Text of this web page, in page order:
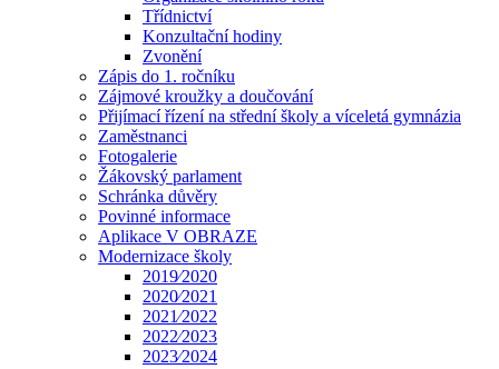
Třídnictví
Konzultační hodiny
Zvonění
Zápis do 1. ročníku
Zájmové kroužky a doučování
Přijímací řízení na střední školy a víceletá gymnázia
Zaměstnanci
Fotogalerie
Žákovský parlament
Schránka důvěry
Povinné informace
Aplikace V OBRAZE
Modernizace školy
2019⁄2020
2020⁄2021
2021⁄2022
2022⁄2023
2023⁄2024